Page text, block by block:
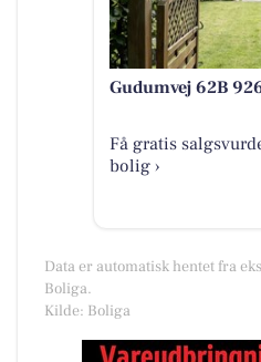
Gudumvej 62B
Få gratis
bolig ›
Data er automatisk hentet fra
Boliga.
Kilde: Boliga